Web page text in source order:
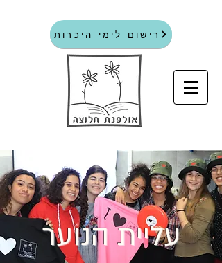
רישום לימי היכרות
עליית הנוער